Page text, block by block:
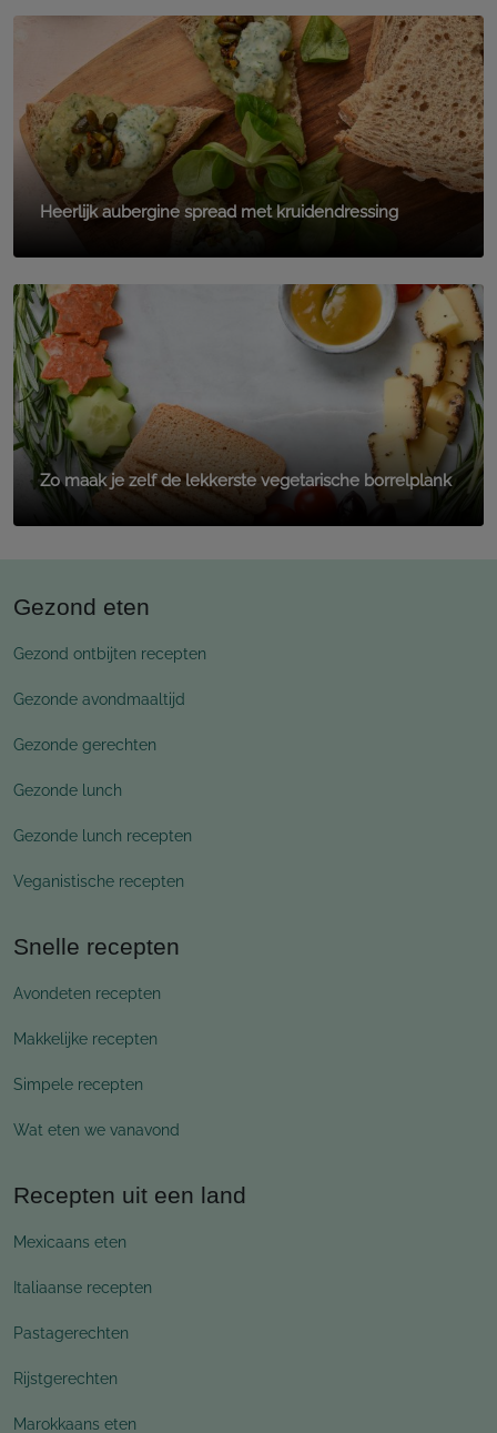
Heerlijk aubergine spread met kruidendressing
Zo maak je zelf de lekkerste vegetarische borrelplank
Gezond eten
Gezond ontbijten recepten
Gezonde avondmaaltijd
Gezonde gerechten
Gezonde lunch
Gezonde lunch recepten
Veganistische recepten
Snelle recepten
Avondeten recepten
Makkelijke recepten
Simpele recepten
Wat eten we vanavond
Recepten uit een land
Mexicaans eten
Italiaanse recepten
Pastagerechten
Rijstgerechten
Marokkaans eten